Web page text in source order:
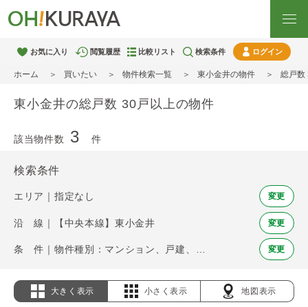
お気に入り 閲覧履歴 比較リスト 検索条件 ログイン
ホーム 買いたい 物件検索一覧 東小金井の物件 総戸数
東小金井の総戸数 30戸以上の物件
該当物件数 3 件
検索条件
エリア｜指定なし 変更
沿 線｜【中央本線】東小金井 変更
変更
大きく表示 小さく表示 地図表示